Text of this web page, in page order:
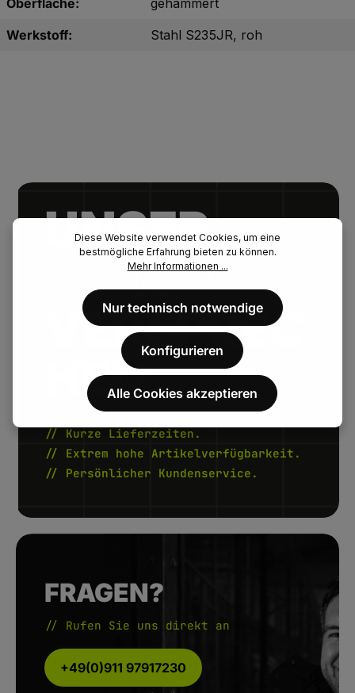
Oberfläche:
gehämmert
Werkstoff:
Stahl S235JR, roh
UNSER.
FENAU.
VERSPREC
HEN.
// Kurze Lieferzeiten.
// Extrem hohe Artikelverfügbarkeit.
// Persönlicher Kundenservice.
FRAGEN?
// Rufen Sie uns direkt an
+49(0)911 97917230
Diese Website verwendet Cookies, um eine
bestmögliche Erfahrung bieten zu können.
Mehr Informationen ...
Nur technisch notwendige
Konfigurieren
Alle Cookies akzeptieren